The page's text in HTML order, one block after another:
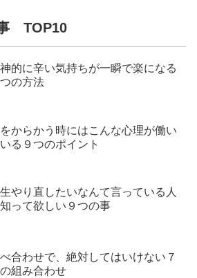
TOP10
的に辛い気持ちが一瞬で楽になる
つの方法
をからかう時にはこんな心理が働い
る９つのポイント
生やり直したいなんて言っている人
って欲しい９つの事
合わせで、絶対してはいけない７
組み合わせ